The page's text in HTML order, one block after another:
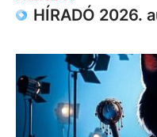
HÍRADÓ 2026.